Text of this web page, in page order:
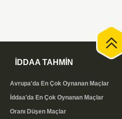
İDDAA TAHMİN
Avrupa'da En Çok Oynanan Maçlar
İddaa'da En Çok Oynanan Maçlar
Oranı Düşen Maçlar